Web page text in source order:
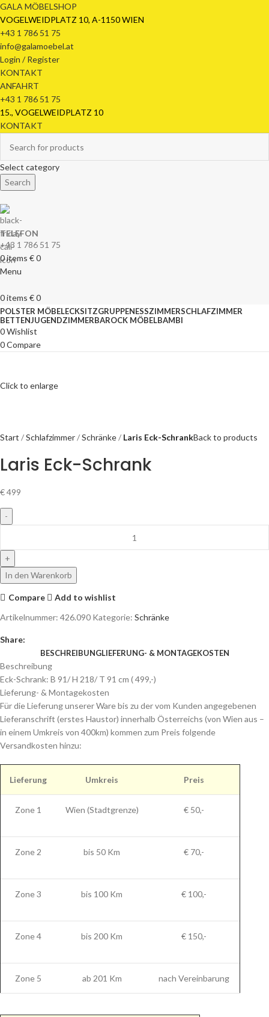
GALA MÖBELSHOP
VOGELWEIDPLATZ 10, A-1150 WIEN
+43 1 786 51 75
info@galamoebel.at
Login / Register
KONTAKT
ANFAHRT
+43 1 786 51 75
15., VOGELWEIDPLATZ 10
KONTAKT
Select category
Search
TELEFON
+43 1 786 51 75
0items €0
Menu
0items €0
POLSTER MÖBELECKSITZGRUPPENESSZIMMERSCHLAFZIMMER
BETTENJUGENDZIMMERBAROCK MÖBELBAMBI
0Wishlist
0Compare
Click to enlarge
Start Schlafzimmer Schränke Laris Eck-SchrankBack to products
Laris Eck-Schrank
€499
In den Warenkorb
Compare
Add to wishlist
Artikelnummer: 426.090 Kategorie: Schränke
Share:
BESCHREIBUNGLIEFERUNG- & MONTAGEKOSTEN
Beschreibung
Eck-Schrank: B 91/ H 218/ T 91 cm ( 499,-)
Lieferung- & Montagekosten
Für die Lieferung unserer Ware bis zu der vom Kunden angegebenen
Lieferanschrift (erstes Haustor) innerhalb Österreichs (von Wien aus –
in einem Umkreis von 400km) kommen zum Preis folgende
Versandkosten hinzu:
Lieferung Umkreis Preis
Zone 1 Wien (Stadtgrenze) € 50,-
Zone 2 bis 50 Km € 70,-
Zone 3 bis 100 Km € 100,-
Zone 4 bis 200 Km € 150,-
Zone 5 ab 201 Km nach Vereinbarung